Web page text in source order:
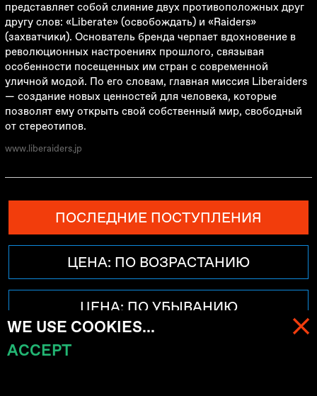
МЕНЮ
представляет собой слияние двух противоположных друг
другу слов: «Liberate» (освобождать) и «Raiders»
(захватчики). Основатель бренда черпает вдохновение в
революционных настроениях прошлого, связывая
особенности посещенных им стран с современной
уличной модой. По его словам, главная миссия Liberaiders
— создание новых ценностей для человека, которые
позволят ему открыть свой собственный мир, свободный
от стереотипов.
www.liberaiders.jp
ПОСЛЕДНИЕ ПОСТУПЛЕНИЯ
ЦЕНА: ПО ВОЗРАСТАНИЮ
ЦЕНА: ПО УБЫВАНИЮ
WE USE COOKIES...
ACCEPT